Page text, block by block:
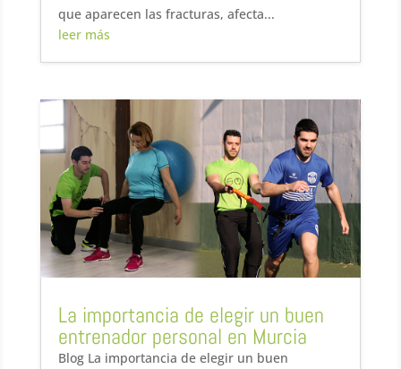
que aparecen las fracturas, afecta...
leer más
La importancia de elegir un buen
entrenador personal en Murcia
Blog La importancia de elegir un buen